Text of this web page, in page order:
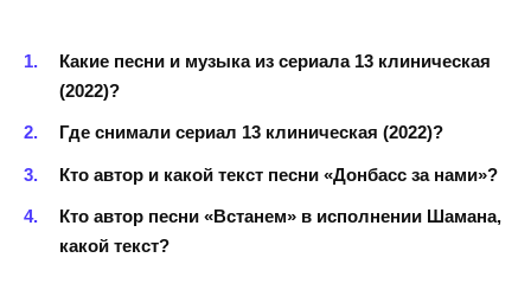
Какие песни и музыка из сериала 13 клиническая
(2022)?
Где снимали сериал 13 клиническая (2022)?
Кто автор и какой текст песни «Донбасс за нами»?
Кто автор песни «Встанем» в исполнении Шамана,
какой текст?